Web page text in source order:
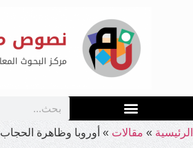
الرئيسية » مقالات » أوروبا وظاهرة الحجاب